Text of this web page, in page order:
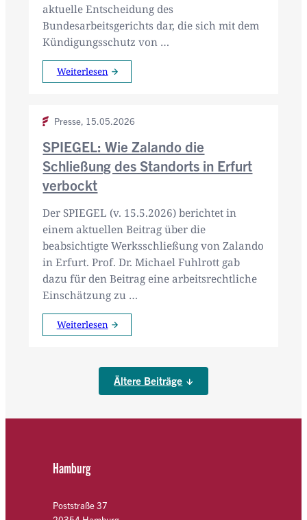
aktuelle Entscheidung des
Bundesarbeitsgerichts dar, die sich mit dem
Kündigungsschutz von …
Weiterlesen
Presse, 15.05.2026
SPIEGEL: Wie Zalando die
Schließung des Standorts in Erfurt
verbockt
Der SPIEGEL (v. 15.5.2026) berichtet in
einem aktuellen Beitrag über die
beabsichtigte Werksschließung von Zalando
in Erfurt. Prof. Dr. Michael Fuhlrott gab
dazu für den Beitrag eine arbeitsrechtliche
Einschätzung zu …
Weiterlesen
Ältere Beiträge
Hamburg
Poststraße 37